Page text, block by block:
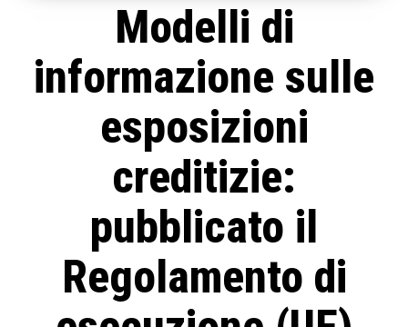
Modelli di
informazione sulle
esposizioni
creditizie:
pubblicato il
Regolamento di